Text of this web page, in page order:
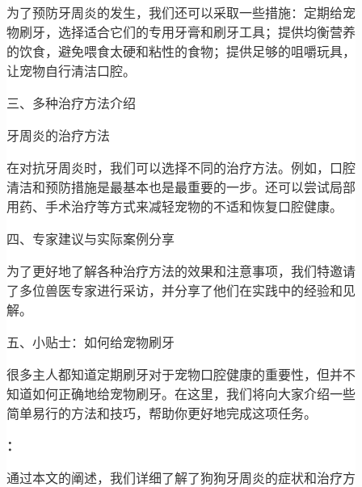
为了预防牙周炎的发生，我们还可以采取一些措施：定期给宠
物刷牙，选择适合它们的专用牙膏和刷牙工具；提供均衡营养
的饮食，避免喂食太硬和粘性的食物；提供足够的咀嚼玩具，
让宠物自行清洁口腔。
三、多种治疗方法介绍
牙周炎的治疗方法
在对抗牙周炎时，我们可以选择不同的治疗方法。例如，口腔
清洁和预防措施是最基本也是最重要的一步。还可以尝试局部
用药、手术治疗等方式来减轻宠物的不适和恢复口腔健康。
四、专家建议与实际案例分享
为了更好地了解各种治疗方法的效果和注意事项，我们特邀请
了多位兽医专家进行采访，并分享了他们在实践中的经验和见
解。
五、小贴士：如何给宠物刷牙
很多主人都知道定期刷牙对于宠物口腔健康的重要性，但并不
知道如何正确地给宠物刷牙。在这里，我们将向大家介绍一些
简单易行的方法和技巧，帮助你更好地完成这项任务。
：
通过本文的阐述，我们详细了解了狗狗牙周炎的症状和治疗方